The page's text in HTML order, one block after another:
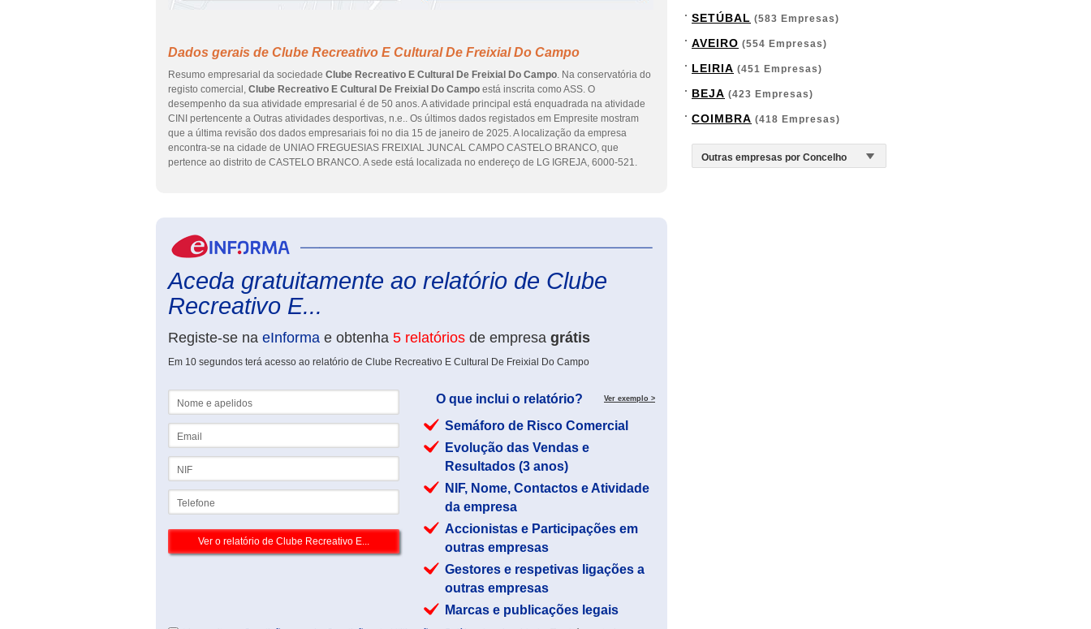
Dados gerais de Clube Recreativo E Cultural De Freixial Do Campo
Resumo empresarial da sociedade Clube Recreativo E Cultural De Freixial Do Campo. Na conservatória do
registo comercial, Clube Recreativo E Cultural De Freixial Do Campo está inscrita como ASS. O
desempenho da sua atividade empresarial é de 50 anos. A atividade principal está enquadrada na atividade
CINI pertencente a Outras atividades desportivas, n.e.. Os últimos dados registados em Empresite mostram
que a última revisão dos dados empresariais foi no dia 15 de janeiro de 2025. A localização da empresa
encontra-se na cidade de UNIAO FREGUESIAS FREIXIAL JUNCAL CAMPO CASTELO BRANCO, que
pertence ao distrito de CASTELO BRANCO. A sede está localizada no endereço de LG IGREJA, 6000-521.
Aceda gratuitamente ao relatório de Clube
Recreativo E...
Registe-se na eInforma e obtenha 5 relatórios de empresa grátis
Em 10 segundos terá acesso ao relatório de Clube Recreativo E Cultural De Freixial Do Campo
O que inclui o relatório? Ver exemplo >
Semáforo de Risco Comercial
Evolução das Vendas e
Resultados (3 anos)
NIF, Nome, Contactos e Atividade
da empresa
Accionistas e Participações em
outras empresas
Gestores e respetivas ligações a
outras empresas
Marcas e publicações legais
SETÚBAL (583 Empresas)
AVEIRO (554 Empresas)
LEIRIA (451 Empresas)
BEJA (423 Empresas)
COIMBRA (418 Empresas)